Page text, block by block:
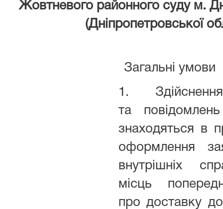
Жовтневого районного суду м.
(Дніпропетровської
Загальні умови
1. Здійснення
та
знаходяться в
оформлення
внутрішніх
місць
про доставку